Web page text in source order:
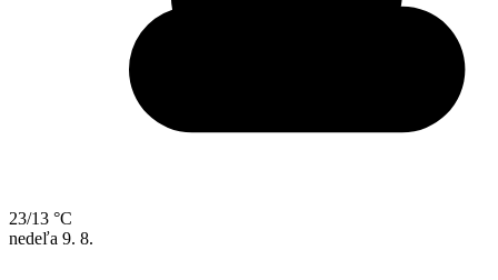
23/13 °C
nedeľa 9. 8.